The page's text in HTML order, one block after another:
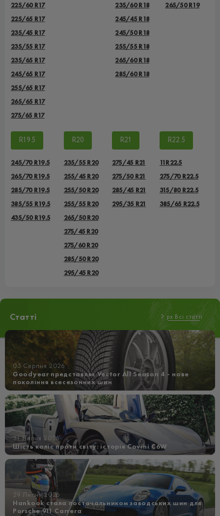
225/60 R17
225/65 R17
235/45 R17
235/55 R17
235/65 R17
245/65 R17
255/65 R17
265/65 R17
275/65 R17
235/60 R18
245/45 R18
245/50 R18
255/55 R18
265/60 R18
285/60 R18
265/50 R19
R19.5
245/70 R19.5
265/70 R19.5
285/70 R19.5
385/55 R19.5
435/50 R19.5
R20
235/55 R20
255/45 R20
255/50 R20
255/55 R20
265/50 R20
275/45 R20
275/60 R20
285/50 R20
295/45 R20
R21
275/45 R21
275/50 R21
285/45 R21
295/35 R21
R22.5
11R22.5
275/70 R22.5
315/80 R22.5
385/65 R22.5
Статті px Всі статті
05 Серпня 2026
Goodyear представляє Vector All Season 4 - нове
покоління всесезонних шин
31 Липня 2026
Шість коліс проти світу: історія Covini C6W
29 Липня 2026
Hankook стала постачальником заводських шин для
Porsche 911 Carrera